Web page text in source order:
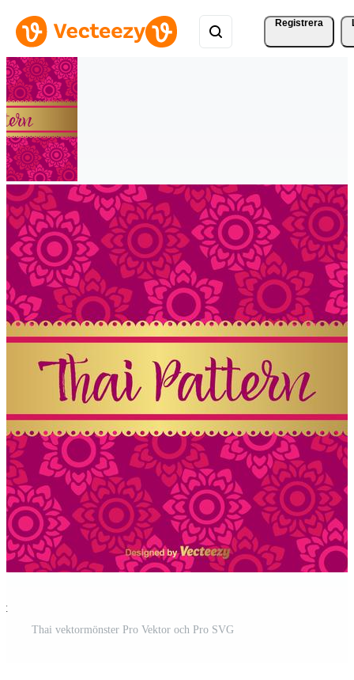
Registrera
Thai vektormönster Pro Vektor och Pro SVG